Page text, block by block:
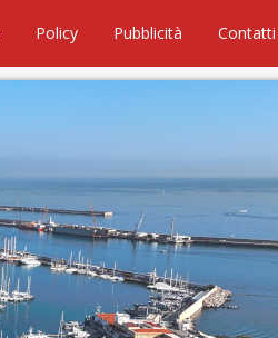
Policy Pubblicità Contatti